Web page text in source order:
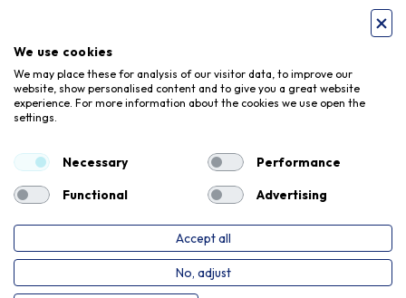
Accettiamo
Seguici sui social
Privacy Policy Cookie Policy
We use cookies
We may place these for analysis of our visitor data, to improve our
website, show personalised content and to give you a great website
experience. For more information about the cookies we use open the
settings.
Necessary
Performance
Functional
Advertising
Accept all
No, adjust